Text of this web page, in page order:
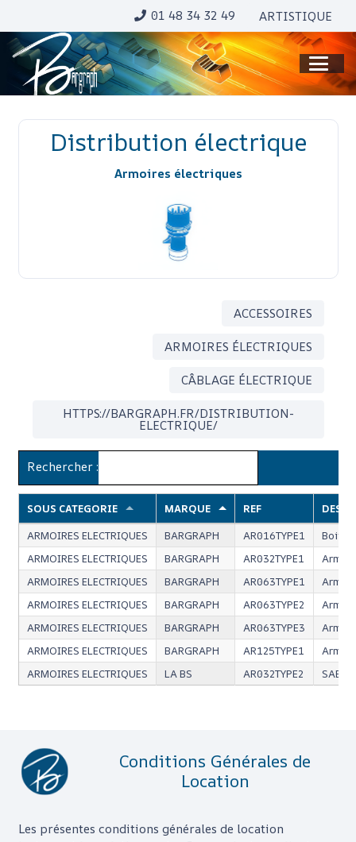
01 48 34 32 49 ARTISTIQUE
Distribution électrique
Armoires électriques
ACCESSOIRES
ARMOIRES ÉLECTRIQUES
CÂBLAGE ÉLECTRIQUE
HTTPS://BARGRAPH.FR/DISTRIBUTION-
ELECTRIQUE/
Rechercher :
SOUS CATEGORIE MARQUE REF
ARMOIRES ELECTRIQUES
BARGRAPH AR016TYPE1
ARMOIRES ELECTRIQUES
BARGRAPH AR032TYPE1
ARMOIRES ELECTRIQUES
BARGRAPH AR063TYPE1
ARMOIRES ELECTRIQUES
BARGRAPH AR063TYPE2
ARMOIRES ELECTRIQUES
BARGRAPH AR063TYPE3
ARMOIRES ELECTRIQUES
BARGRAPH AR125TYPE1
ARMOIRES ELECTRIQUES
LA BS AR032TYPE2
Conditions Générales de
Location
Les présentes conditions générales de location